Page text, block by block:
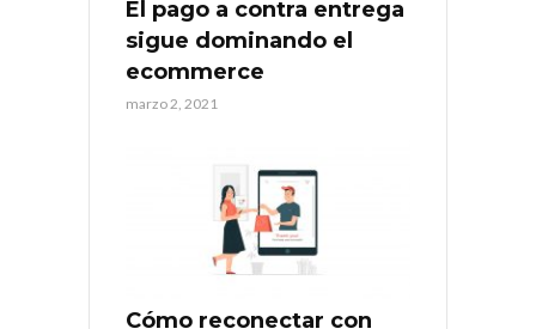
El pago a contra entrega
sigue dominando el
ecommerce
marzo 2, 2021
Cómo reconectar con